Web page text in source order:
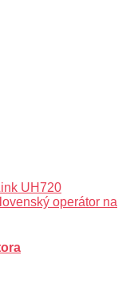
UH720
operátor na